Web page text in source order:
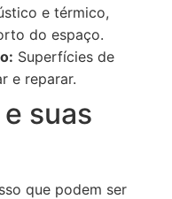
e térmico,
do espaço.
Superfícies de
e reparar.
suas
que podem ser